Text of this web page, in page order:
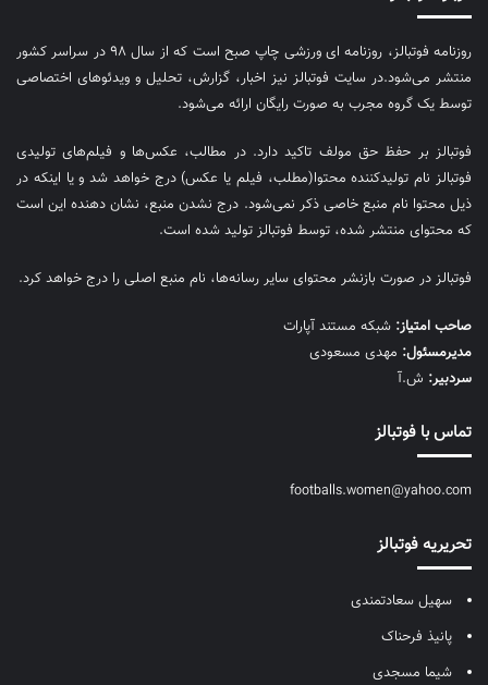
روزنامه فوتبالز، روزنامه ای ورزشی چاپ صبح است که از سال ۹۸ در سراسر کشور
منتشر می‌شود.در سایت فوتبالز نیز اخبار، گزارش، تحلیل و ویدئوهای اختصاصی
توسط یک گروه مجرب به صورت رایگان ارائه می‌شود.
فوتبالز بر حفظ حق مولف تاکید دارد. در مطالب، عکس‌ها و فیلم‌های تولیدی
فوتبالز نام تولیدکننده محتوا(مطلب، فیلم یا عکس) درج خواهد شد و یا اینکه در
ذیل محتوا نام منبع خاصی ذکر نمی‌‎شود. درج نشدن منبع، نشان دهنده این است
که محتوای منتشر شده، توسط فوتبالز تولید شده است.
فوتبالز در صورت بازنشر محتوای سایر رسانه‌ها، نام منبع اصلی را درج خواهد کرد.
صاحب امتیاز: شبکه مستند آپارات
مديرمسئول: مهدی مسعودی
سردبیر: ش.آ
تماس با فوتبالز
footballs.women@yahoo.com
تحریریه فوتبالز
سهیل سعادتمندی
پانیذ فرحناک
شیما مسجدی